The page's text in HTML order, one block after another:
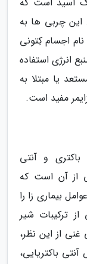
این چربی ها به
اجسام کِتونی
انرژی استفاده
یا مبتلا به
مفید است.
و آنتی
از آن است که
بیماری زا را
ترکیبات شیر
از این نظر،
باکتریایی،